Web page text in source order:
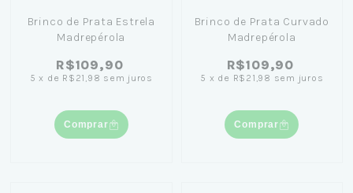
Brinco de Prata Estrela
Madrepérola
R$109,90
5 x de R$21,98 sem juros
Comprar
Brinco de Prata Curvado
Madrepérola
R$109,90
5 x de R$21,98 sem juros
Comprar